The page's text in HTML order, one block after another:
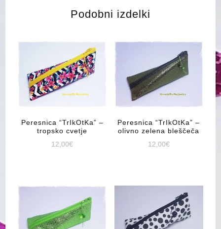
Podobni izdelki
Peresnica “TrIkOtKa” –
tropsko cvetje
12,00€
Peresnica “TrIkOtKa” –
olivno zelena bleščeča
12,00€